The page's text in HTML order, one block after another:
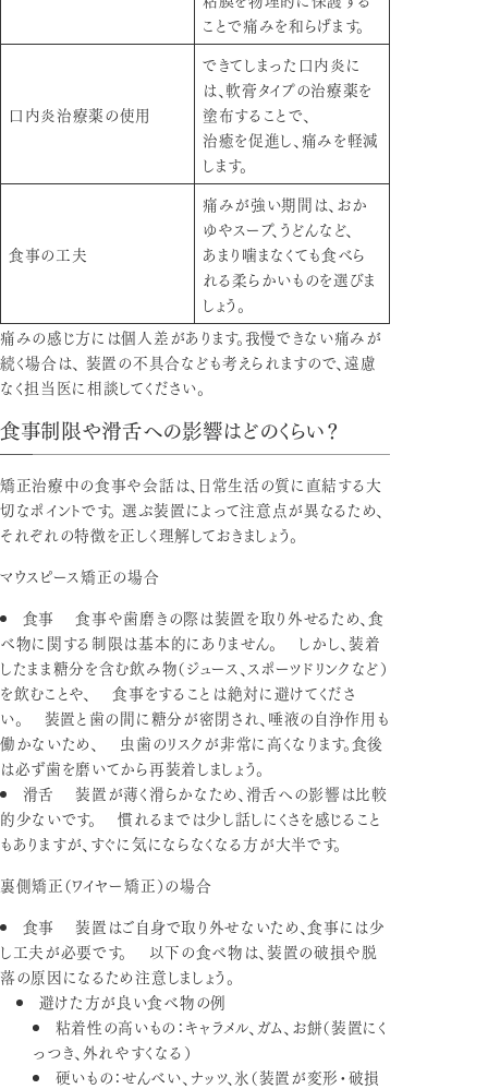
ことで痛みを和らげます。
口内炎治療薬の使用
できてしまった口内炎に
は、軟膏タイプの治療薬を
塗布することで、
治癒を促進し、痛みを軽減
します。
食事の工夫
痛みが強い期間は、おか
ゆやスープ、うどんなど、
あまり噛まなくても食べら
れる柔らかいものを選びま
しょう。
痛みの感じ方には個人差があります。我慢できない痛みが
続く場合は、 装置の不具合なども考えられますので、遠慮
なく担当医に相談してください。
食事制限や滑舌への影響はどのくらい？
矯正治療中の食事や会話は、日常生活の質に直結する大
切なポイントです。 選ぶ装置によって注意点が異なるため、
それぞれの特徴を正しく理解しておきましょう。
マウスピース矯正の場合
食事 食事や歯磨きの際は装置を取り外せるため、食
べ物に関する制限は基本的にありません。 しかし、装着
したまま糖分を含む飲み物（ジュース、スポーツドリンクなど）
を飲むことや、 食事をすることは絶対に避けてくださ
い。 装置と歯の間に糖分が密閉され、唾液の自浄作用も
働かないため、 虫歯のリスクが非常に高くなります。食後
は必ず歯を磨いてから再装着しましょう。
滑舌 装置が薄く滑らかなため、滑舌への影響は比較
的少ないです。 慣れるまでは少し話しにくさを感じること
もありますが、すぐに気にならなくなる方が大半です。
裏側矯正（ワイヤー矯正）の場合
食事 装置はご自身で取り外せないため、食事には少
し工夫が必要です。 以下の食べ物は、装置の破損や脱
落の原因になるため注意しましょう。
避けた方が良い食べ物の例
粘着性の高いもの ：キャラメル、ガム、お餅（装置にく
っつき、外れやすくなる）
硬いもの：せんべい、ナッツ、氷（装置が変形・破損